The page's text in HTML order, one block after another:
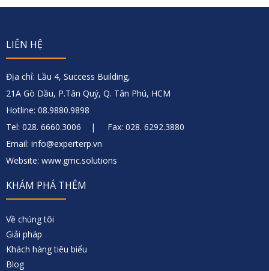
LIÊN HỆ
Địa chỉ: Lầu 4, Success Building,
21A Gò Dầu, P.Tân Quý, Q. Tân Phú, HCM
Hotline: 08.9880.9898
Tel: 028. 6660.3006 | Fax: 028. 6292.3880
Email: info@experterp.vn
Website: www.gmc.solutions
KHÁM PHÁ THÊM
Về chúng tôi
Giải pháp
Khách hàng tiêu biểu
Blog